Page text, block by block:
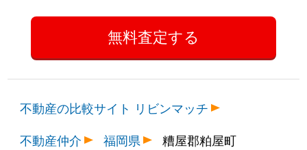
不動産の比較サイト リビンマッチ
不動産仲介
福岡県 糟屋郡粕屋町